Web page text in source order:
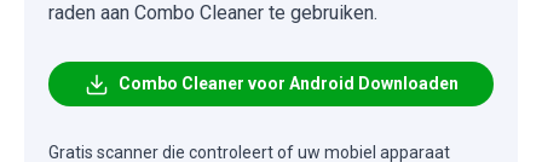
raden aan Combo Cleaner te gebruiken.
Combo Cleaner voor Android Downloaden
Gratis scanner die controleert of uw mobiel apparaat